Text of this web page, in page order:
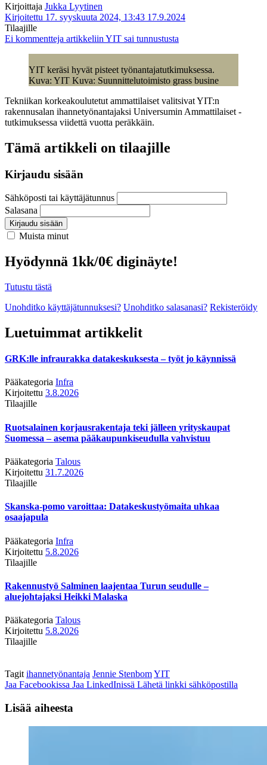
Kirjoittaja Jukka Lyytinen
Kirjoitettu 17. syyskuuta 2024, 13:43 17.9.2024
Tilaajille
Ei kommentteja artikkeliin YIT sai tunnustusta
YIT keräsi hyvät pisteet työnantajatutkimuksessa.
Kuva: YIT Kuva: Suunnittelutoimisto grass busine
Tekniikan korkeakoulutetut ammattilaiset valitsivat YIT:n
rakennusalan ihannetyönantajaksi Universumin Ammattilaiset -
tutkimuksessa viidettä vuotta peräkkäin.
Tämä artikkeli on tilaajille
Kirjaudu sisään
Sähköposti tai käyttäjätunnus
Salasana
Kirjaudu sisään
Muista minut
Hyödynnä 1kk/0€ diginäyte!
Tutustu tästä
Unohditko käyttäjätunnuksesi? Unohditko salasanasi? Rekisteröidy
Luetuimmat artikkelit
GRK:lle infraurakka datakeskuksesta – työt jo käynnissä
Pääkategoria Infra
Kirjoitettu 3.8.2026
Tilaajille
Ruotsalainen korjausrakentaja teki jälleen yrityskaupat
Suomessa – asema pääkaupunkiseudulla vahvistuu
Pääkategoria Talous
Kirjoitettu 31.7.2026
Tilaajille
Skanska-pomo varoittaa: Datakeskustyömaita uhkaa
osaajapula
Pääkategoria Infra
Kirjoitettu 5.8.2026
Tilaajille
Rakennustyö Salminen laajentaa Turun seudulle –
aluejohtajaksi Heikki Malaska
Pääkategoria Talous
Kirjoitettu 5.8.2026
Tilaajille
Tagit ihannetyönantaja Jennie StenbomYIT
Jaa Facebookissa Jaa LinkedInissä Lähetä linkki sähköpostilla
Lisää aiheesta